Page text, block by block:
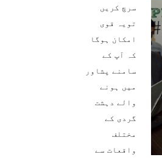
سرچ کریں
تویہ قوی
امکان ہوگا
کہ آپ کے
سامنے پشاور
میں ہونے
والے دہشت
گردی کے
مختلف
واقعات سے